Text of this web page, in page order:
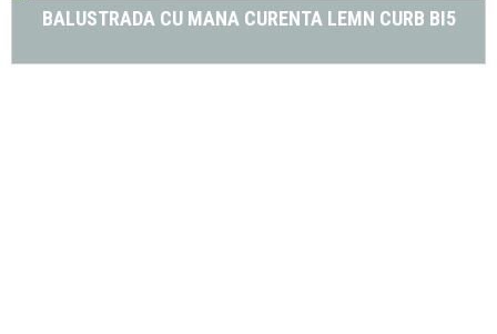
BALUSTRADA CU MANA CURENTA LEMN CURB BI5